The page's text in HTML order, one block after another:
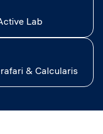
Lab
& Calcularis